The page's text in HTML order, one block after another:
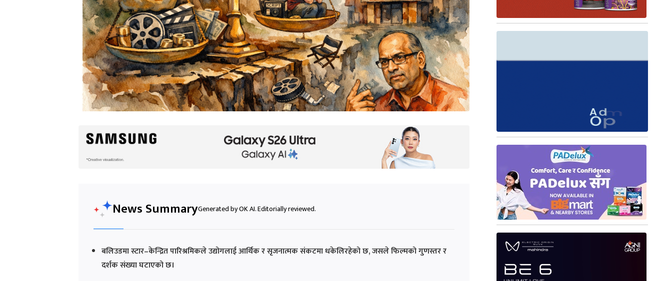
News SummaryGenerated by OK AI. Editorially reviewed.
बलिउडमा स्टार–केन्द्रित पारिश्रमिकले उद्योगलाई आर्थिक र सृजनात्मक संकटमा धकेलिरहेको छ, जसले फिल्मको गुणस्तर र
दर्शक संख्या घटाएको छ।